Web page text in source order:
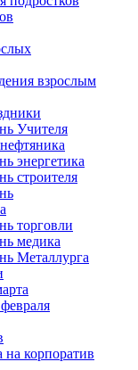
взрослым
Учителя
энергетика
строителя
торговли
медика
Металлурга
на корпоратив